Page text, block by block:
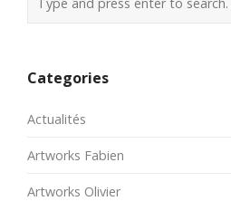
Categories
Actualités
Artworks Fabien
Artworks Olivier